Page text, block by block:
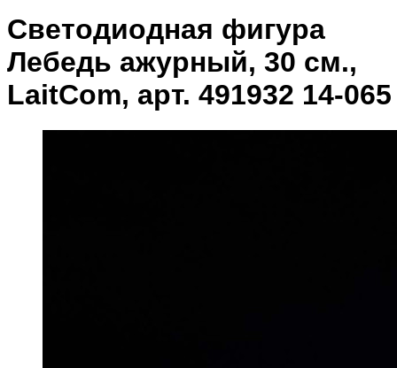
Светодиодная фигура
Лебедь ажурный, 30 см.,
LaitCom, арт. 491932 14-065